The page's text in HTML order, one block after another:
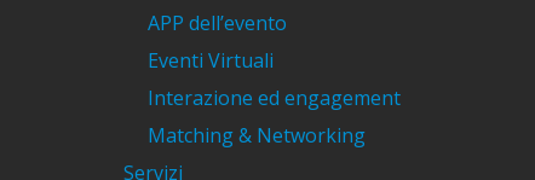
APP dell’evento
Eventi Virtuali
Interazione ed engagement
Matching & Networking
Servizi